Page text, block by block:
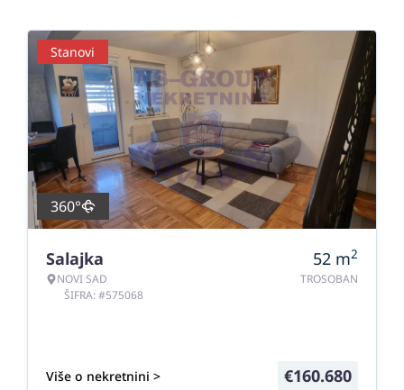
Stanovi
360°
Salajka
NOVI SAD
ŠIFRA: #575068
52 m2
TROSOBAN
Više o nekretnini > €160.680